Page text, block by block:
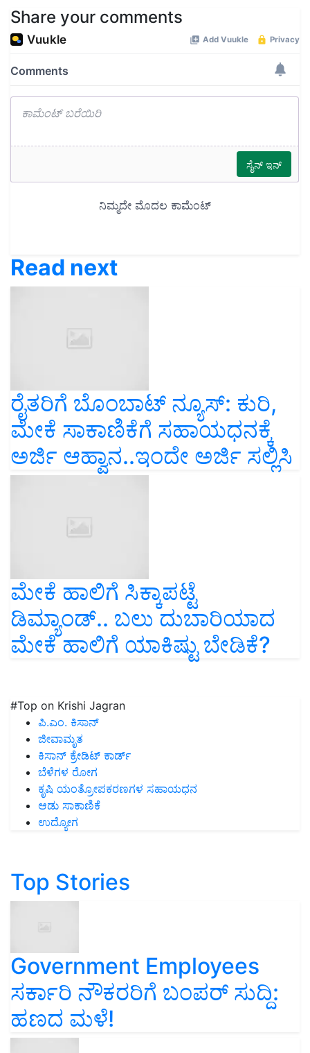
Share your comments
Read next
ರೈತರಿಗೆ ಬೊಂಬಾಟ್‌ ನ್ಯೂಸ್‌: ಕುರಿ,
ಮೇಕೆ ಸಾಕಾಣಿಕೆಗೆ ಸಹಾಯಧನಕ್ಕೆ
ಅರ್ಜಿ ಆಹ್ವಾನ..ಇಂದೇ ಅರ್ಜಿ ಸಲ್ಲಿಸಿ
ಮೇಕೆ ಹಾಲಿಗೆ ಸಿಕ್ಕಾಪಟ್ಟೆ
ಡಿಮ್ಯಾಂಡ್‌.. ಬಲು ದುಬಾರಿಯಾದ
ಮೇಕೆ ಹಾಲಿಗೆ ಯಾಕಿಷ್ಟು ಬೇಡಿಕೆ?
#Top on Krishi Jagran
ಪಿ.ಎಂ. ಕಿಸಾನ್
ಜೀವಾಮೃತ
ಕಿಸಾನ್ ಕ್ರೇಡಿಟ್ ಕಾರ್ಡ್
ಬೆಳೆಗಳ ರೋಗ
ಕೃಷಿ ಯಂತ್ರೋಪಕರಣಗಳ ಸಹಾಯಧನ
ಆಡು ಸಾಕಾಣಿಕೆ
ಉದ್ಯೋಗ
Top Stories
Government Employees
ಸರ್ಕಾರಿ ನೌಕರರಿಗೆ ಬಂಪರ್‌ ಸುದ್ದಿ:
ಹಣದ ಮಳೆ!